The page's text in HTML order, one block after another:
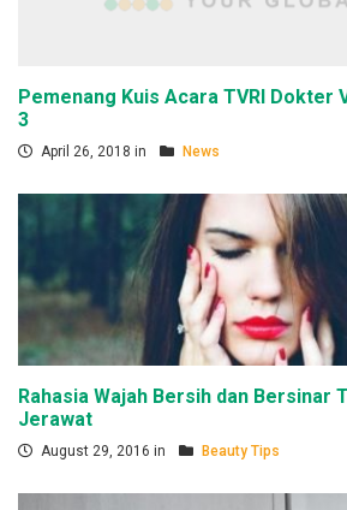
Pemenang Kuis Acara TVRI Dokter
3
April 26, 2018 in News
Rahasia Wajah Bersih dan Bersinar
Jerawat
August 29, 2016 in Beauty Tips